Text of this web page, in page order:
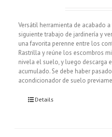
Versátil herramienta de acabado
siguiente trabajo de jardinería y
una favorita perenne entre los
Rastrilla y reúne los escombros
nivela el suelo, y luego descarga
acumulado. Se debe haber
acondicionador de suelo
Details